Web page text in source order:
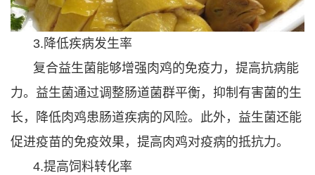
3.降低疾病发生率
复合益生菌能够增强肉鸡的免疫力，提高抗病能
力。益生菌通过调整肠道菌群平衡，抑制有害菌的生
长，降低肉鸡患肠道疾病的风险。此外，益生菌还能
促进疫苗的免疫效果，提高肉鸡对疫病的抵抗力。
4.提高饲料转化率